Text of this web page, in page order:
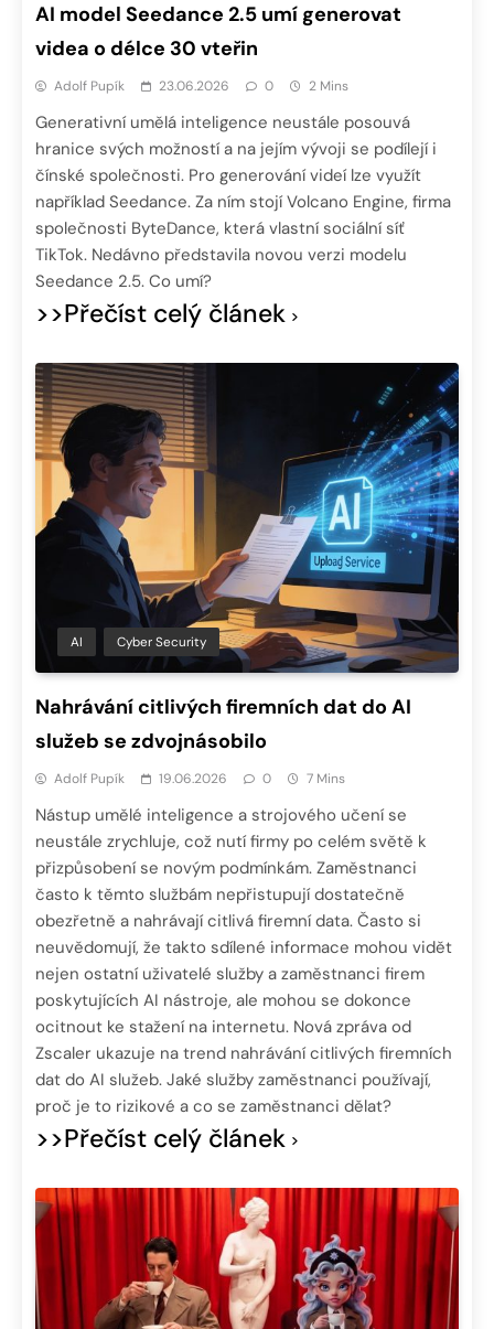
AI model Seedance 2.5 umí generovat
videa o délce 30 vteřin
Adolf Pupík 23.06.2026 0 2 Mins
Generativní umělá inteligence neustále posouvá
hranice svých možností a na jejím vývoji se podílejí i
čínské společnosti. Pro generování videí lze využít
například Seedance. Za ním stojí Volcano Engine, firma
společnosti ByteDance, která vlastní sociální síť
TikTok. Nedávno představila novou verzi modelu
Seedance 2.5. Co umí?
>>Přečíst celý článek
AI Cyber Security
Nahrávání citlivých firemních dat do AI
služeb se zdvojnásobilo
Adolf Pupík 19.06.2026 0 7 Mins
Nástup umělé inteligence a strojového učení se
neustále zrychluje, což nutí firmy po celém světě k
přizpůsobení se novým podmínkám. Zaměstnanci
často k těmto službám nepřistupují dostatečně
obezřetně a nahrávají citlivá firemní data. Často si
neuvědomují, že takto sdílené informace mohou vidět
nejen ostatní uživatelé služby a zaměstnanci firem
poskytujících AI nástroje, ale mohou se dokonce
ocitnout ke stažení na internetu. Nová zpráva od
Zscaler ukazuje na trend nahrávání citlivých firemních
dat do AI služeb. Jaké služby zaměstnanci používají,
proč je to rizikové a co se zaměstnanci dělat?
>>Přečíst celý článek